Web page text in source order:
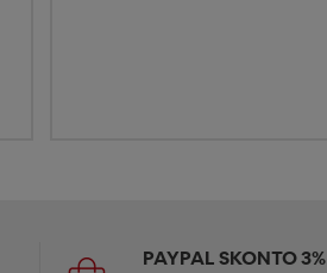
PAYPAL SKONTO 3%